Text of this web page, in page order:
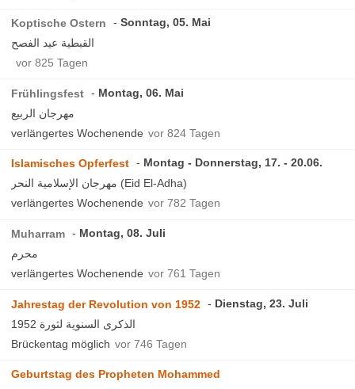
Koptische Ostern
Sonntag, 05. Mai
القبطية عيد الفصح
vor 825 Tagen
Frühlingsfest
Montag, 06. Mai
مهرجان الربيع
verlängertes Wochenende vor 824 Tagen
Islamisches Opferfest
Montag - Donnerstag, 17. - 20.06.
مهرجان الإسلامية النحر (Eid El-Adha)
verlängertes Wochenende vor 782 Tagen
Muharram
Montag, 08. Juli
محرم
verlängertes Wochenende vor 761 Tagen
Jahrestag der Revolution von 1952
Dienstag, 23. Juli
الذكرى السنوية لثورة 1952
Brückentag möglich vor 746 Tagen
Geburtstag des Propheten Mohammed